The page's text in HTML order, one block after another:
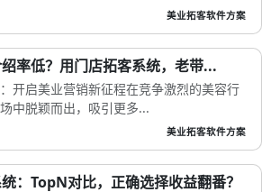
美业拓客软件方案
力不足？门店拓客系统助力多...
美盈易门店拓客系统助力腾飞在竞争激烈的
们常常面临着诸多推...
美业拓客软件方案
物联集成，实现多渠道获客，到...